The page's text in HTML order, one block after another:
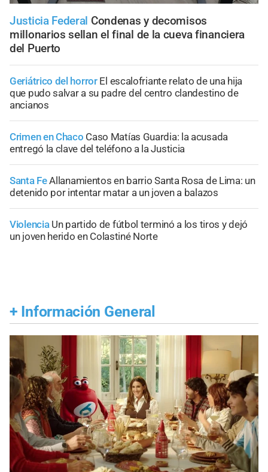
Justicia Federal Condenas y decomisos
millonarios sellan el final de la cueva financiera
del Puerto
Geriátrico del horror El escalofriante relato de una hija
que pudo salvar a su padre del centro clandestino de
ancianos
Crimen en Chaco Caso Matías Guardia: la acusada
entregó la clave del teléfono a la Justicia
Santa FeAllanamientos en barrio Santa Rosa de Lima: un
detenido por intentar matar a un joven a balazos
Violencia Un partido de fútbol terminó a los tiros y dejó
un joven herido en Colastiné Norte
+ Información General